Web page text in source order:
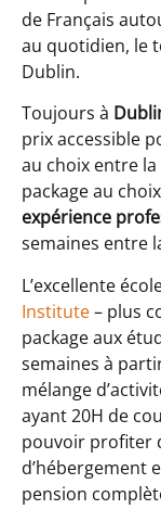
de Français
au quotidien, le
Dublin.
Toujours à
prix accessible
au choix entre la
package au choix
expérience
semaines entre
L’excellente
Institute– plus
package aux
semaines à
mélange
ayant 20H de
pouvoir profiter
d’hébergement
pension